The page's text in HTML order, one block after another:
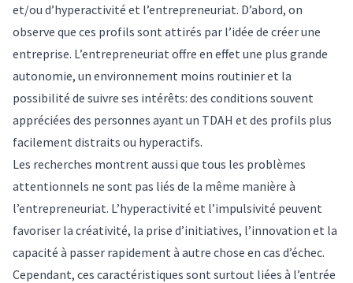
et/ou d’hyperactivité et l’entrepreneuriat. D’abord, on
observe que ces profils sont attirés par l’idée de créer une
entreprise. L’entrepreneuriat offre en effet une plus grande
autonomie, un environnement moins routinier et la
possibilité de suivre ses intérêts: des conditions souvent
appréciées des personnes ayant un TDAH et des profils plus
facilement distraits ou hyperactifs.
Les recherches montrent aussi que tous les problèmes
attentionnels ne sont pas liés de la même manière à
l’entrepreneuriat. L’hyperactivité et l’impulsivité peuvent
favoriser la créativité, la prise d’initiatives, l’innovation et la
capacité à passer rapidement à autre chose en cas d’échec.
Cependant, ces caractéristiques sont surtout liées à l’entrée